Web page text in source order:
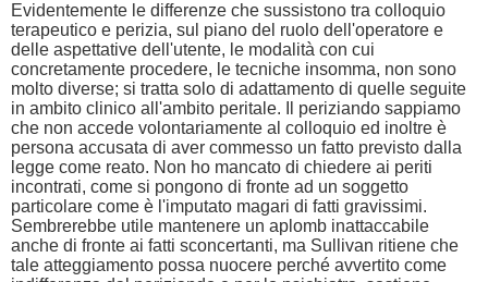
Evidentemente le differenze che sussistono tra colloquio
terapeutico e perizia, sul piano del ruolo dell'operatore e
delle aspettative dell'utente, le modalità con cui
concretamente procedere, le tecniche insomma, non sono
molto diverse; si tratta solo di adattamento di quelle seguite
in ambito clinico all'ambito peritale. Il periziando sappiamo
che non accede volontariamente al colloquio ed inoltre è
persona accusata di aver commesso un fatto previsto dalla
legge come reato. Non ho mancato di chiedere ai periti
incontrati, come si pongono di fronte ad un soggetto
particolare come è l'imputato magari di fatti gravissimi.
Sembrerebbe utile mantenere un aplomb inattaccabile
anche di fronte ai fatti sconcertanti, ma Sullivan ritiene che
tale atteggiamento possa nuocere perché avvertito come